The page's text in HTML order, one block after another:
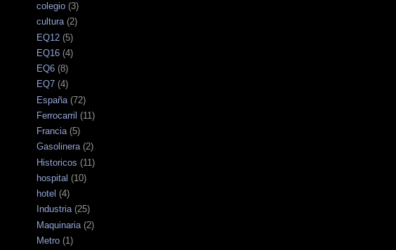
colegio (3)
cultura (2)
EQ12 (5)
EQ16 (4)
EQ6 (8)
EQ7 (4)
España (72)
Ferrocarril (11)
Francia (5)
Gasolinera (2)
Historicos (11)
hospital (10)
hotel (4)
Industria (25)
Maquinaria (2)
Metro (1)